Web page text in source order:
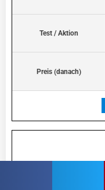
Test / Aktion
Preis (danach)